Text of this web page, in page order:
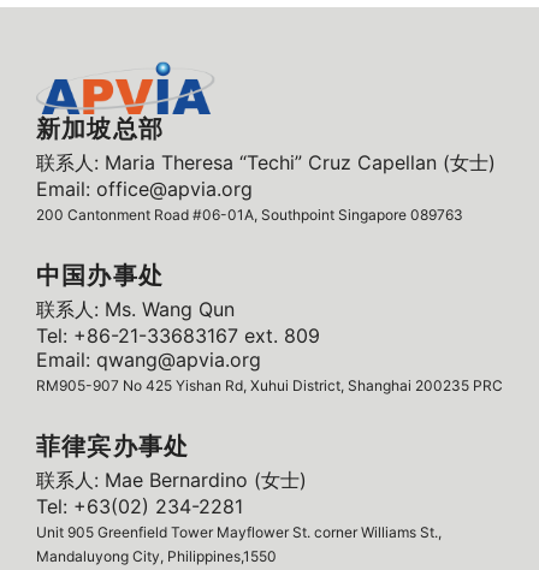
新加坡总部
联系人: Maria Theresa “Techi” Cruz Capellan (女士)
Email: office@apvia.org
200 Cantonment Road #06-01A, Southpoint Singapore 089763
中国办事处
联系人: Ms. Wang Qun
Tel: +86-21-33683167 ext. 809
Email: qwang@apvia.org
RM905-907 No 425 Yishan Rd, Xuhui District, Shanghai 200235 PRC
菲律宾办事处
联系人: Mae Bernardino (女士)
Tel: +63(02) 234-2281
Unit 905 Greenfield Tower Mayflower St. corner Williams St.,
Mandaluyong City, Philippines,1550